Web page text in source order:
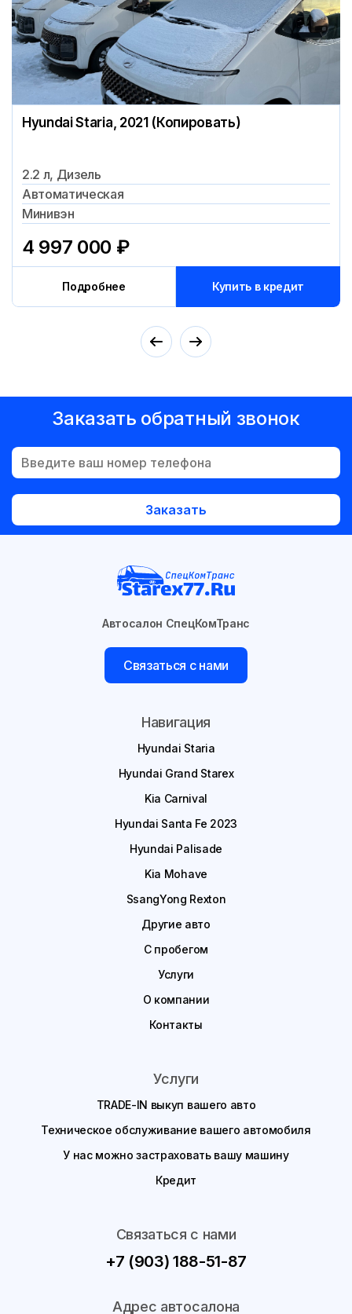
Hyundai Staria, 2021 (Копировать)
2.2 л, Дизель
Автоматическая
Минивэн
4 997 000 ₽
Подробнее Купить в кредит
Заказать обратный звонок
Заказать
Автосалон СпецКомТранс
Связаться с нами
Навигация
Hyundai Staria
Hyundai Grand Starex
Kia Carnival
Hyundai Santa Fe 2023
Hyundai Palisade
Kia Mohave
SsangYong Rexton
Другие авто
С пробегом
Услуги
О компании
Контакты
Услуги
TRADE-IN выкуп вашего авто
Техническое обслуживание вашего автомобиля
У нас можно застраховать вашу машину
Кредит
Связаться с нами
+7 (903) 188-51-87
Адрес автосалона